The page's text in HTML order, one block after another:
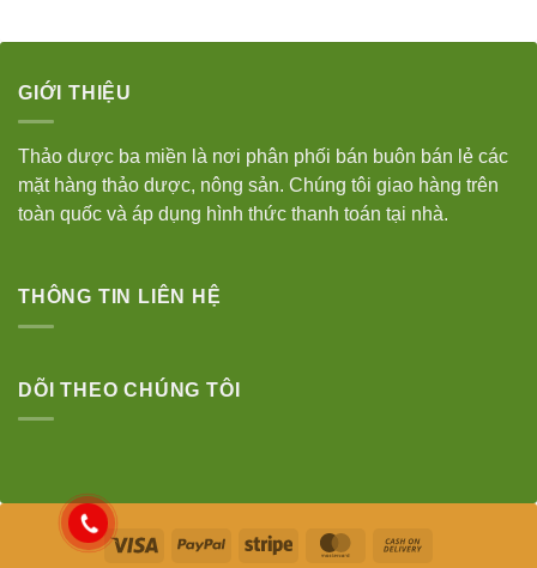
GIỚI THIỆU
Thảo dược ba miền là nơi phân phối bán buôn bán lẻ các
mặt hàng thảo dược, nông sản. Chúng tôi giao hàng trên
toàn quốc và áp dụng hình thức thanh toán tại nhà.
THÔNG TIN LIÊN HỆ
DÕI THEO CHÚNG TÔI
Visa PayPal Stripe MasterCard